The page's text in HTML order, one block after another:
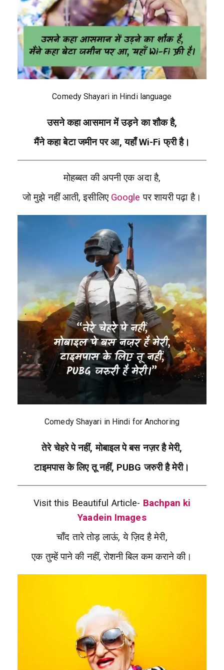
Comedy Shayari in Hindi language
उसने कहा आसमान में उड़ने का शौक है,
मैंने कहा बेटा जमीन पर आ, यहाँ Wi-Fi फ्री है।
मोहब्बत की अपनी एक अदा है,
जो मुझे नहीं आती, इसीलिए Google पर शायरी पढ़ा है।
Comedy Shayari in Hindi for Anchoring
तेरे चेहरे पे नहीं, मोबाइल पे बस नज़र है मेरी,
टाइमपास के लिए तू नहीं, PUBG जरुरी है मेरी।
Visit this Beautiful Article- Bachpan ki
Yaadein Images
चाँद तारे तोड़ लाऊं, ये ज़िद है मेरी,
एक तुम्हें पाने की नहीं, रोशनी बिल कम कराने की।